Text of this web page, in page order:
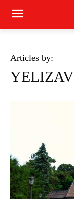
Articles by: